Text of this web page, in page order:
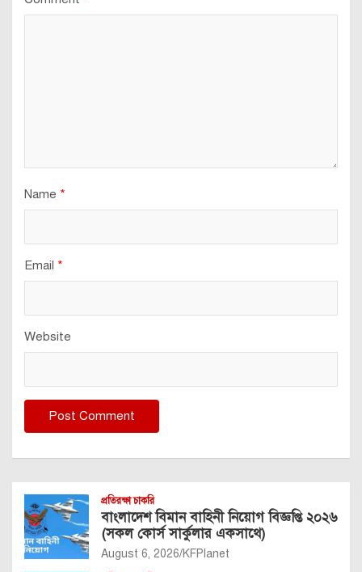
Name *
Email *
Website
প্রতিরক্ষা চাকরি
বাংলাদেশ বিমান বাহিনী নিয়োগ বিজ্ঞপ্তি ২০২৬
(সকল কোর্স সার্কুলার একসাথে)
August 6, 2026 KFPlanet